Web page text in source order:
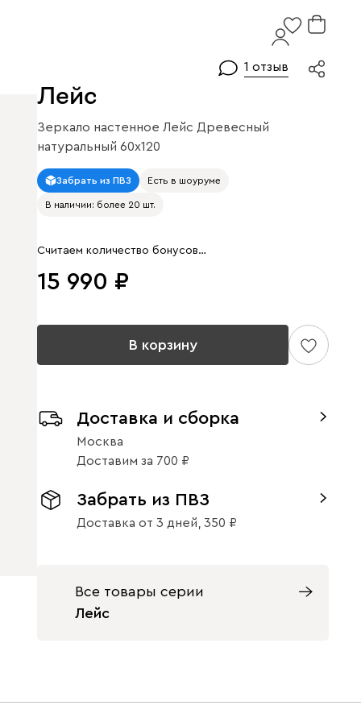
1 отзыв
Лейс
Зеркало настенное Лейс Древесный
натуральный 60x120
Арт. 238444
Забрать из ПВЗ Есть в шоуруме
В наличии: более 20 шт.
Считаем количество бонусов…
15 990
В корзину
Доставка и сборка
Москва
Доставим за 700
Забрать из ПВЗ
Доставка от 3 дней, 350
Все товары серии
Лейс